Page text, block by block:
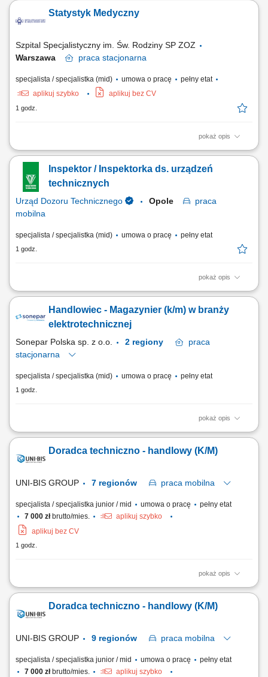
załadunek na transport. Obsługa suwnicy oraz przemieszczanie
ciężkich materiałów w magazynie. Kontrola zgodności i poprawności
Statystyk Medyczny
Szpital Specjalistyczny im. Św. Rodziny SP ZOZ
Warszawa
praca stacjonarna
specjalista / specjalistka (mid) umowa o pracę
pełny etat
aplikuj szybko
aplikuj bez CV
1 godz.
pokaż opis
Podstawowe zadania i obowiązki: przyjmowanie historii chorób
pacjentów przekazywanych przez oddziały szpitalne oraz ich
archiwizacja, przekazywanie do właściwych organów zgłoszeń
dotyczących urodzeń, zgonów oraz innych dokumentów – zgodnie z
przepisami obowiązującymi w tym zakresie,...
Inspektor / Inspektorka ds. urządzeń
technicznych
Urząd Dozoru Technicznego Opole
praca
mobilna
specjalista / specjalistka (mid) umowa o pracę pełny etat
1 godz.
pokaż opis
Do Twoich zadań należeć będzie: Wykonywanie i dokumentowanie
urządzeń ciśnieniowych. Sprawdzanie kwalifikacji osób obsługujących i
konserwujących urządzenia ciśnieniowe.
Handlowiec - Magazynier (k/m) w branży
elektrotechnicznej
Sonepar Polska sp. z o.o.
praca
stacjonarna
specjalista / specjalistka (mid) umowa o pracę pełny etat
1 godz.
pokaż opis
Główny zakres obowiązków: przygotowanie kompleksowych ofert
bezpośrednia obsługa klientów w oddziale.
Doradca techniczno - handlowy (K/M)
UNI-BIS GROUP praca mobilna
specjalista / specjalistka junior / mid umowa o pracę
pełny etat
7 000 złbrutto/mies.
aplikuj szybko
aplikuj bez CV
1 godz.
pokaż opis
Zakres obowiązków: aktywne pozyskiwanie nowych klientów
techniczne i dobór rozwiązań. prezentowanie produktów i usług firmy
oraz kompleksowych rozwiązań dla klientów; utrzymywanie
Doradca techniczno - handlowy (K/M)
UNI-BIS GROUP praca mobilna
specjalista / specjalistka junior / mid umowa o pracę
pełny etat
7 000 złbrutto/mies.
aplikuj szybko